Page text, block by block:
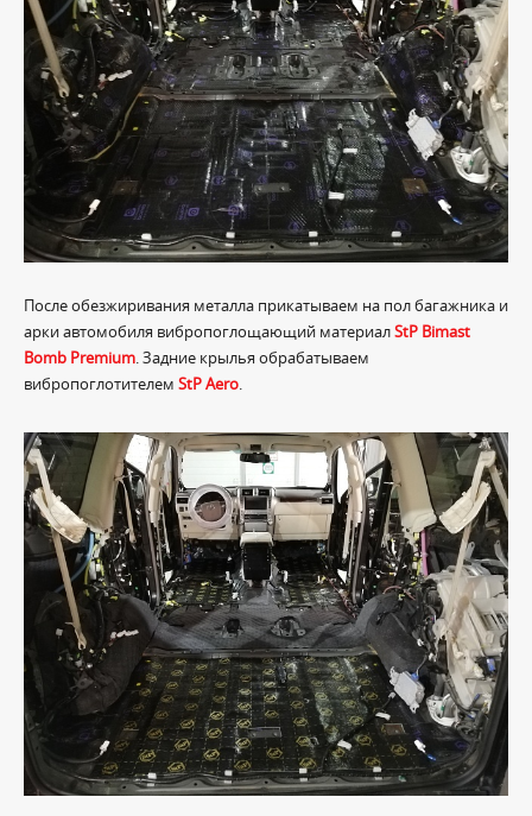
После обезжиривания металла прикатываем на пол багажника и
арки автомобиля вибропоглощающий материалStP Bimast
Bomb Premium. Задние крылья обрабатываем
вибропоглотителем StP Aero.